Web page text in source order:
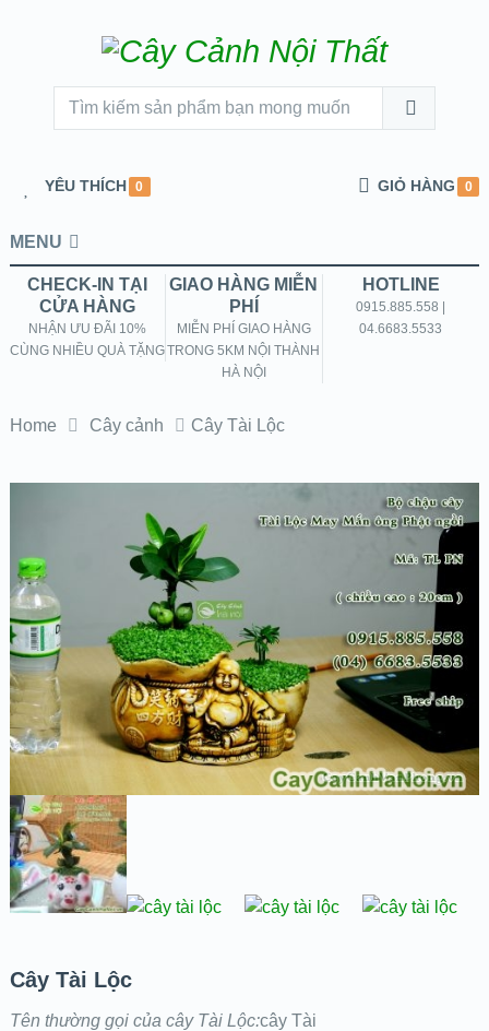
YÊU THÍCH 0 GIỎ HÀNG 0
MENU
CHECK-IN TẠI
CỬA HÀNG
NHẬN ƯU ĐÃI 10%
CÙNG NHIỀU QUÀ TẶNG
GIAO HÀNG MIỄN
PHÍ
MIỄN PHÍ GIAO HÀNG
TRONG 5KM NỘI THÀNH
HÀ NỘI
HOTLINE
0915.885.558 |
04.6683.5533
Home Cây cảnh Cây Tài Lộc
Cây Tài Lộc
Tên thường gọi của cây Tài Lộc:cây Tài